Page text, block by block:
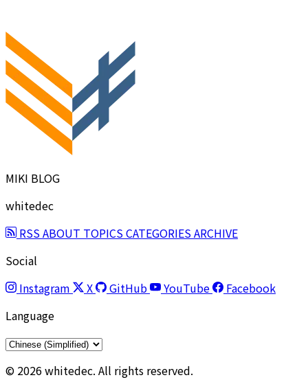
MIKI BLOG
whitedec
RSSABOUT TOPICSCATEGORIESARCHIVE
Social
Instagram
X GitHub YouTube
Facebook
Language
© 2026 whitedec. All rights reserved.